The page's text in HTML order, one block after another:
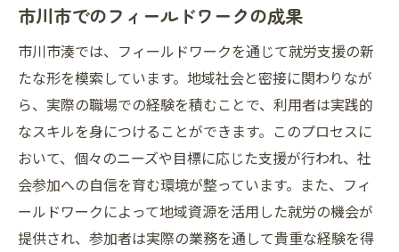
市川市でのフィールドワークの成果
市川市湊では、フィールドワークを通じて就労支援の新
たな形を模索しています。地域社会と密接に関わりなが
ら、実際の職場での経験を積むことで、利用者は実践的
なスキルを身につけることができます。このプロセスに
おいて、個々のニーズや目標に応じた支援が行われ、社
会参加への自信を育む環境が整っています。また、フィ
ールドワークによって地域資源を活用した就労の機会が
提供され、参加者は実際の業務を通して貴重な経験を得